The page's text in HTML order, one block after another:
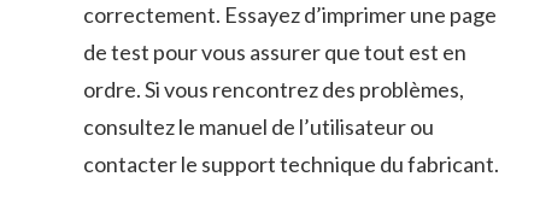
correctement. Essayez d’imprimer une page
de test pour vous assurer que tout ​est en
⁣ordre. ‍Si vous rencontrez des problèmes,
consultez le manuel de ⁣l’utilisateur ou
contacter le support technique du fabricant.